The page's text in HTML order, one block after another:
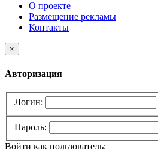
О проекте
Размещение рекламы
Контакты
×
Авторизация
Логин:
Пароль:
Войти как пользователь: